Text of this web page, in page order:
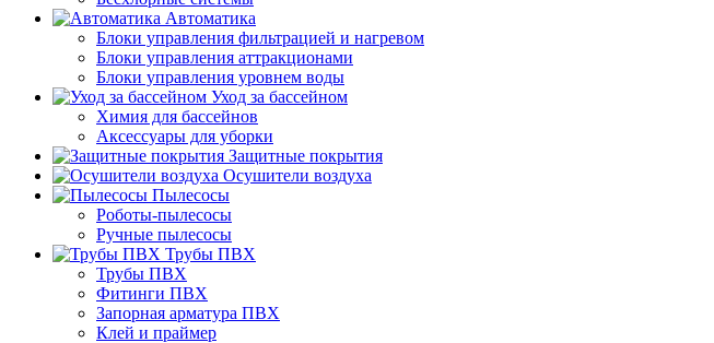
Автоматика
Блоки управления фильтрацией и нагревом
Блоки управления аттракционами
Блоки управления уровнем воды
Уход за бассейном
Химия для бассейнов
Аксессуары для уборки
Защитные покрытия
Осушители воздуха
Пылесосы
Роботы-пылесосы
Ручные пылесосы
Трубы ПВХ
Трубы ПВХ
Фитинги ПВХ
Запорная арматура ПВХ
Клей и праймер